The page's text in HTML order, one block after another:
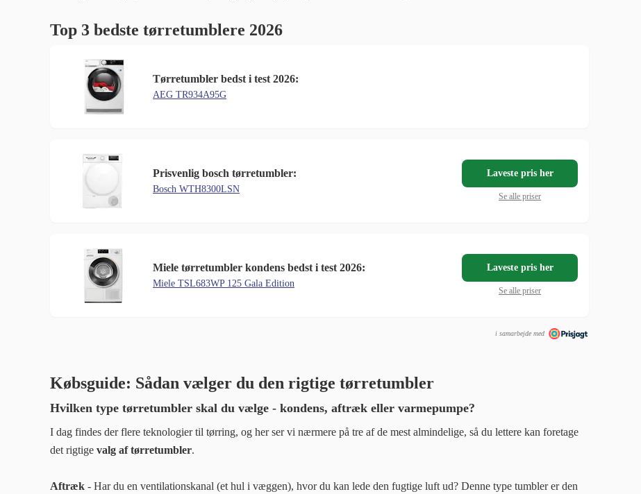
Top 3 bedste tørretumblere 2026
Tørretumbler bedst i test 2026:
AEG TR934A95G
Prisvenlig bosch tørretumbler:
Bosch WTH8300LSN
Laveste pris her
Se alle priser
Miele tørretumbler kondens bedst i test​ 2026:
Miele TSL683WP 125 Gala Edition
Laveste pris her
Se alle priser
i samarbejde med
Købsguide: Sådan vælger du den rigtige tørretumbler
Hvilken type tørretumbler skal du vælge - kondens, aftræk eller varmepumpe?
I dag findes der flere teknologier til tørring, og her ser vi nærmere på tre af de mest almindelige, så du lettere kan foretage
det rigtige valg af tørretumbler.
Aftræk - Har du en ventilationskanal (et hul i væggen), hvor du kan lede den fugtige luft ud? Denne type tumbler er den